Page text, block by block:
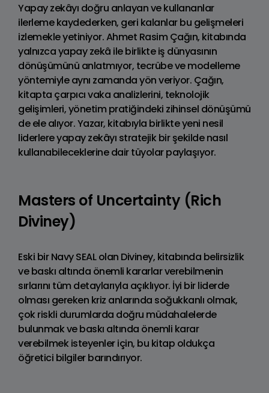
Yapay zekâyı doğru anlayan ve kullananlar
ilerleme kaydederken, geri kalanlar bu gelişmeleri
izlemekle yetiniyor. Ahmet Rasim Çağın, kitabında
yalnızca yapay zekâ ile birlikte iş dünyasının
dönüşümünü anlatmıyor, tecrübe ve modelleme
yöntemiyle aynı zamanda yön veriyor. Çağın,
kitapta çarpıcı vaka analizlerini, teknolojik
gelişimleri, yönetim pratiğindeki zihinsel dönüşümü
de ele alıyor. Yazar, kitabıyla birlikte yeni nesil
liderlere yapay zekâyı stratejik bir şekilde nasıl
kullanabileceklerine dair tüyolar paylaşıyor.
Masters of Uncertainty (Rich
Diviney)
Eski bir Navy SEAL olan Diviney, kitabında belirsizlik
ve baskı altında önemli kararlar verebilmenin
sırlarını tüm detaylarıyla açıklıyor. İyi bir liderde
olması gereken kriz anlarında soğukkanlı olmak,
çok riskli durumlarda doğru müdahalelerde
bulunmak ve baskı altında önemli karar
verebilmek isteyenler için, bu kitap oldukça
öğretici bilgiler barındırıyor.